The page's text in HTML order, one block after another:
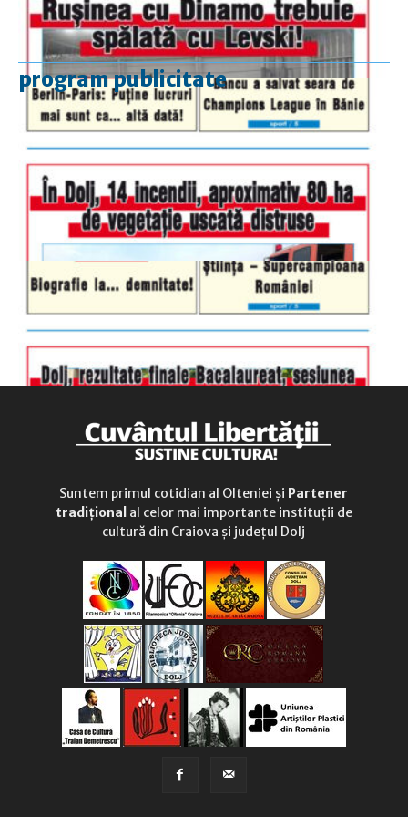
program publicitate
luni-vineri
9.00 - 17.00
duminică
9.00 - 12.00
Suntem primul cotidian al Olteniei și Partener
tradițional al celor mai importante instituții de
cultură din Craiova și județul Dolj